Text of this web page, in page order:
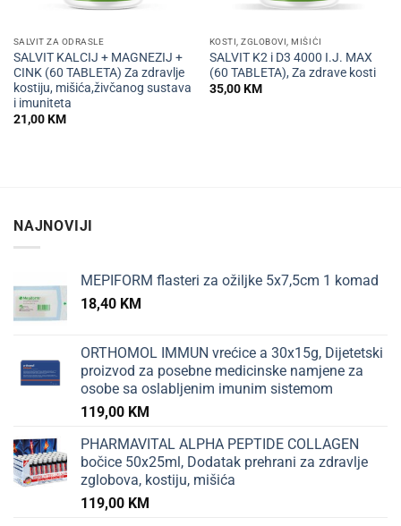
SALVIT ZA ODRASLE
SALVIT KALCIJ + MAGNEZIJ +
CINK (60 TABLETA) Za zdravlje
kostiju, mišića,živčanog sustava
i imuniteta
21,00KM
KOSTI, ZGLOBOVI, MIŠIĆI
SALVIT K2 i D3 4000 I.J. MAX
(60 TABLETA), Za zdrave kosti
35,00KM
NAJNOVIJI
MEPIFORM flasteri za ožiljke 5x7,5cm 1 komad
18,40 KM
ORTHOMOL IMMUN vrećice a 30x15g, Dijetetski
proizvod za posebne medicinske namjene za
osobe sa oslabljenim imunim sistemom
119,00 KM
PHARMAVITAL ALPHA PEPTIDE COLLAGEN
bočice 50x25ml, Dodatak prehrani za zdravlje
zglobova, kostiju, mišića
119,00 KM